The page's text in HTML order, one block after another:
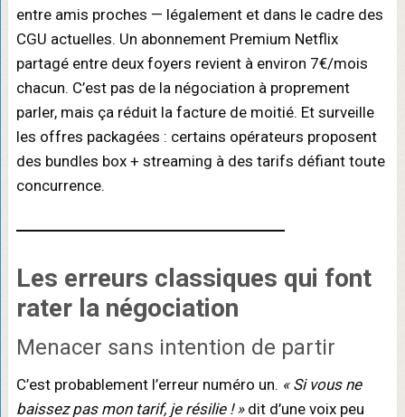
entre amis proches — légalement et dans le cadre des
CGU actuelles. Un abonnement Premium Netflix
partagé entre deux foyers revient à environ 7€/mois
chacun. C’est pas de la négociation à proprement
parler, mais ça réduit la facture de moitié. Et surveille
les offres packagées : certains opérateurs proposent
des bundles box + streaming à des tarifs défiant toute
concurrence.
Les erreurs classiques qui font
rater la négociation
Menacer sans intention de partir
C’est probablement l’erreur numéro un. « Si vous ne
baissez pas mon tarif, je résilie ! »dit d’une voix peu